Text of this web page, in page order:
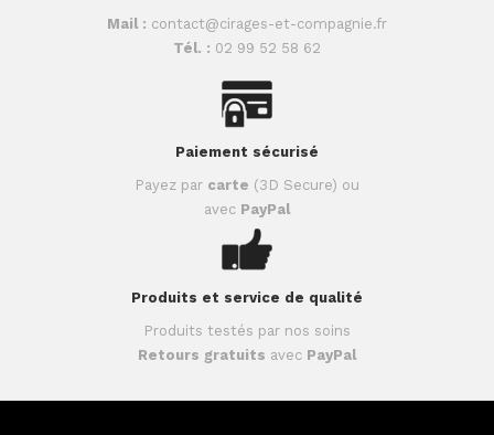
Mail : contact@cirages-et-compagnie.fr
Tél. : 02 99 52 58 62
Paiement sécurisé
Payez par carte (3D Secure) ou
avec PayPal
Produits et service de qualité
Produits testés par nos soins
Retours gratuits avec PayPal